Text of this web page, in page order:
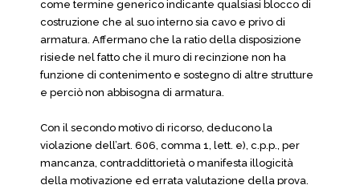
come termine generico indicante qualsiasi blocco di
costruzione che al suo interno sia cavo e privo di
armatura. Affermano che la ratio della disposizione
risiede nel fatto che il muro di recinzione non ha
funzione di contenimento e sostegno di altre strutture
e perciò non abbisogna di armatura.
Con il secondo motivo di ricorso, deducono la
violazione dell’art. 606, comma 1, lett. e), c.p.p., per
mancanza, contraddittorietà o manifesta illogicità
della motivazione ed errata valutazione della prova.